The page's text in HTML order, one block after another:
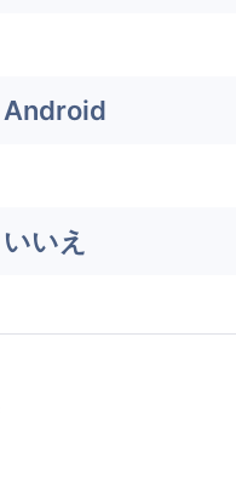
Android
いいえ